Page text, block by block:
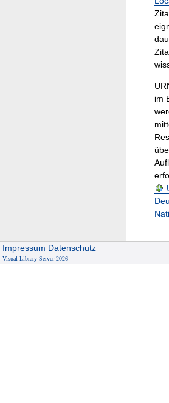
im
Impressum Datenschutz
Visual Library Server 2026